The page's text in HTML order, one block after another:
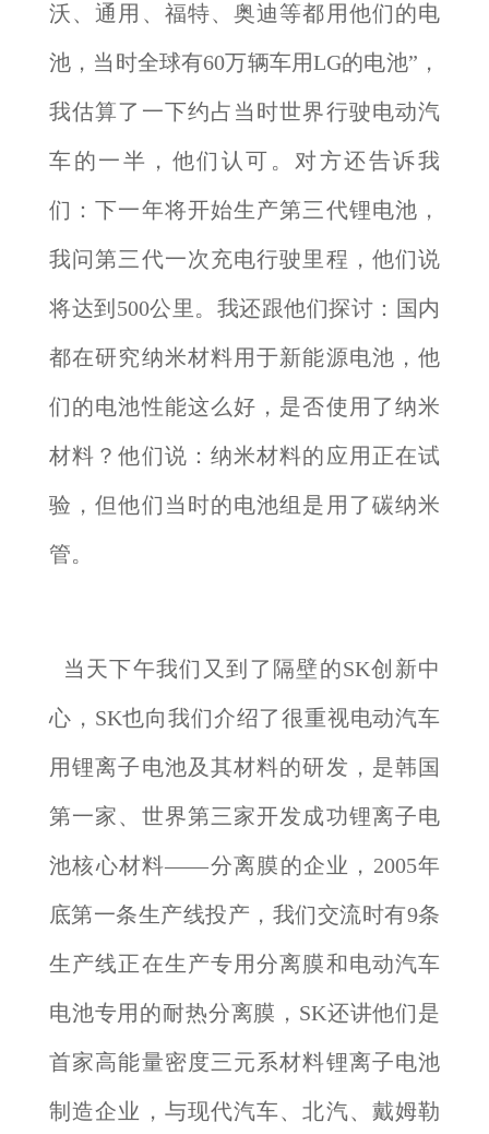
沃、通用、福特、奥迪等都用他们的电
池，当时全球有60万辆车用LG的电池”，
我估算了一下约占当时世界行驶电动汽
车的一半，他们认可。对方还告诉我
们：下一年将开始生产第三代锂电池，
我问第三代一次充电行驶里程，他们说
将达到500公里。我还跟他们探讨：国内
都在研究纳米材料用于新能源电池，他
们的电池性能这么好，是否使用了纳米
材料？他们说：纳米材料的应用正在试
验，但他们当时的电池组是用了碳纳米
管。
当天下午我们又到了隔壁的SK创新中
心，SK也向我们介绍了很重视电动汽车
用锂离子电池及其材料的研发，是韩国
第一家、世界第三家开发成功锂离子电
池核心材料——分离膜的企业，2005年
底第一条生产线投产，我们交流时有9条
生产线正在生产专用分离膜和电动汽车
电池专用的耐热分离膜，SK还讲他们是
首家高能量密度三元系材料锂离子电池
制造企业，与现代汽车、北汽、戴姆勒